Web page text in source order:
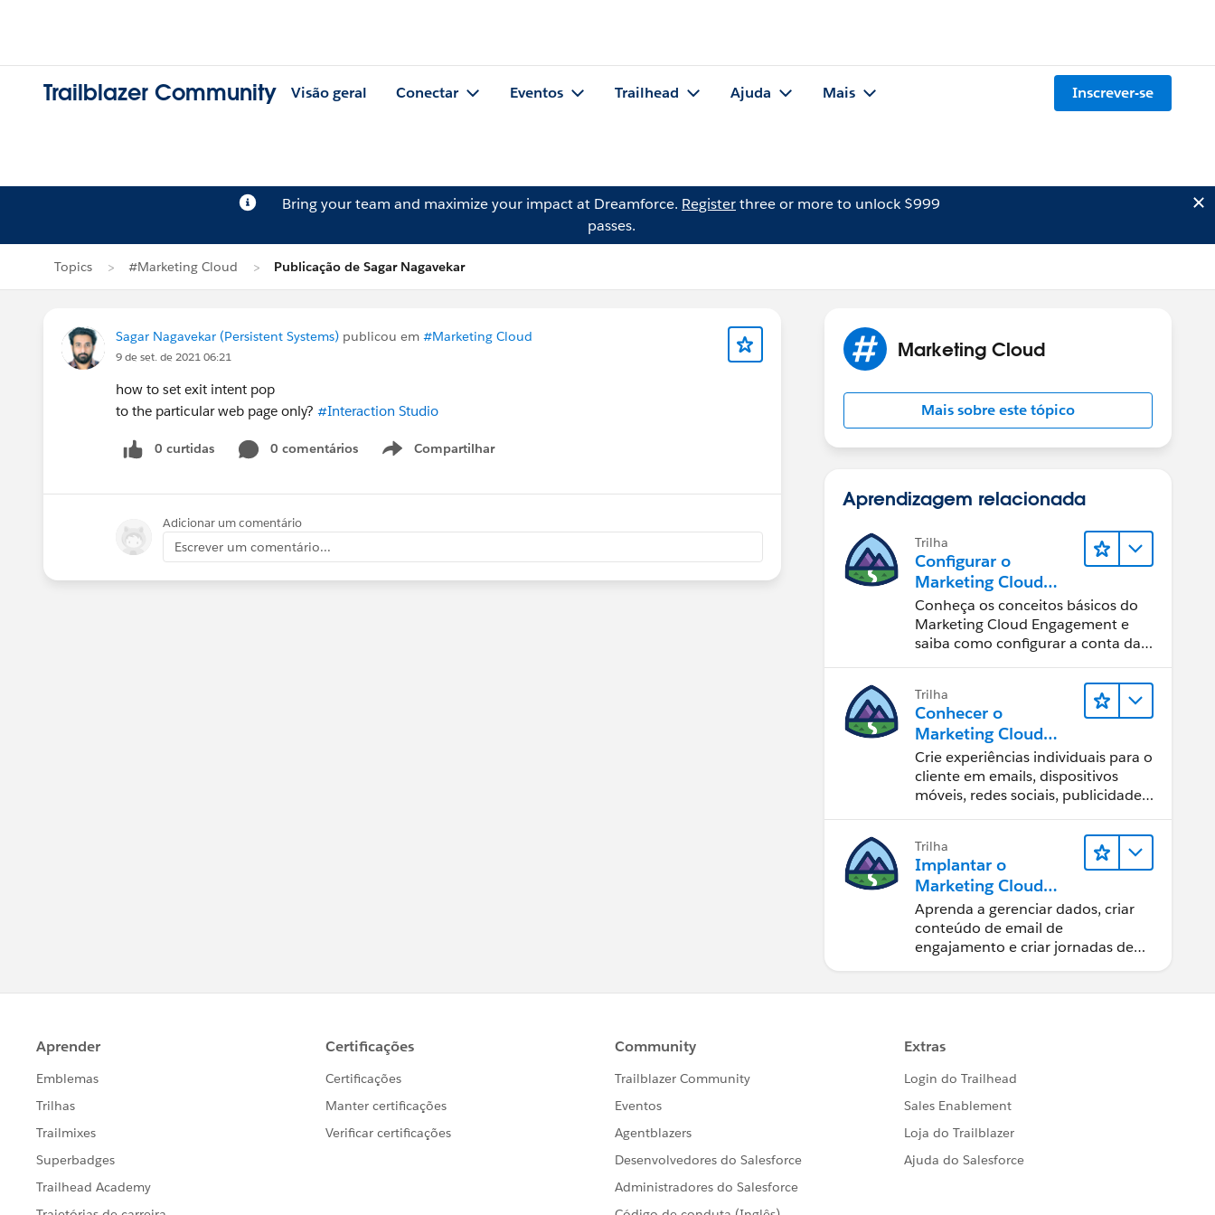
Trailblazer Community Visão geral Conectar Eventos Trailhead Ajuda Mais Inscrever-se
Bring your team and maximize your impact at Dreamforce. Registerthree or more to unlock $999
passes.
Topics #Marketing Cloud Publicação de Sagar Nagavekar
Sagar Nagavekar (Persistent Systems) publicou em #Marketing Cloud
9 de set. de 2021 06:21
how to set exit intent pop
to the particular web page only? #Interaction Studio
0 curtidas 0 comentários Compartilhar
Show menu
Adicionar um comentário
Escrever um comentário...
Marketing Cloud
Mais sobre este tópico
Aprendizagem relacionada
Trilha
Configurar o
Marketing Cloud
Engagement
Conheça os conceitos básicos do
Marketing Cloud Engagement e
saiba como configurar a conta da
Trilha
Conhecer o
Marketing Cloud
Engagement
Crie experiências individuais para o
cliente em emails, dispositivos
móveis, redes sociais, publicidade e
Trilha
Implantar o
Marketing Cloud
Engagement
Aprenda a gerenciar dados, criar
conteúdo de email de
engajamento e criar jornadas de